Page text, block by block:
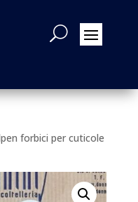
forbici per cuticole